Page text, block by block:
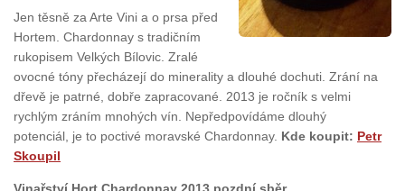
Jen těsně za Arte Vini a o prsa před
Hortem. Chardonnay s tradičním
rukopisem Velkých Bílovic. Zralé
ovocné tóny přecházejí do minerality a dlouhé dochuti. Zrání na
dřevě je patrné, dobře zapracované. 2013 je ročník s velmi
rychlým zráním mnohých vín. Nepředpovídáme dlouhý
potenciál, je to poctivé moravské Chardonnay. Kde koupit: Petr
Skoupil
Vinařství Hort Chardonnay 2013 pozdní sběr